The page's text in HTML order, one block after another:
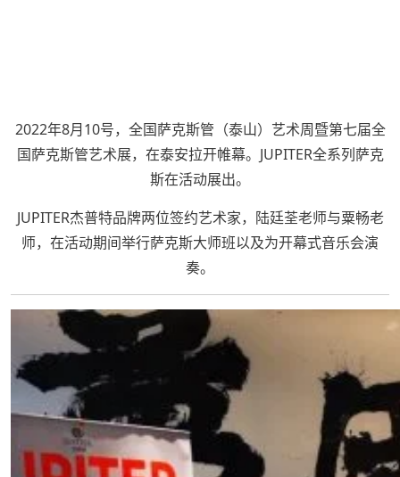
2022年8月10号，全国萨克斯管（泰山）艺术周暨第七届全
国萨克斯管艺术展，在泰安拉开帷幕。JUPITER全系列萨克
斯在活动展出。
JUPITER杰普特品牌两位签约艺术家，陆廷荃老师与粟畅老
师，在活动期间举行萨克斯大师班以及为开幕式音乐会演
奏。